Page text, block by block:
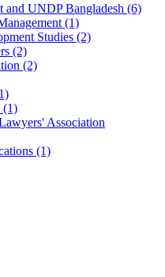
and UNDP Bangladesh (6)
(1)
Studies (2)
(2)
(2)
(1)
Association
(1)